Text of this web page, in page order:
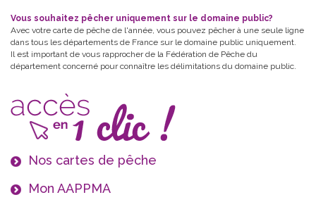
Vous souhaitez pêcher uniquement sur le domaine public?
Avec votre carte de pêche de l'année, vous pouvez pêcher à une seule ligne
dans tous les départements de France sur le domaine public uniquement.
Il est important de vous rapprocher de la Fédération de Pêche du
département concerné pour connaître les délimitations du domaine public.
Nos cartes de pêche
Mon AAPPMA